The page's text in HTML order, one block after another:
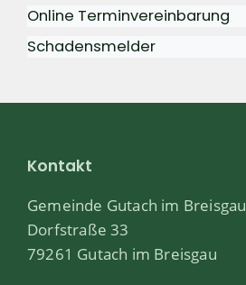
Online Terminvereinbarung
Schadensmelder
Kontakt
Gemeinde Gutach im Breisgau
Dorfstraße 33
79261 Gutach im Breisgau